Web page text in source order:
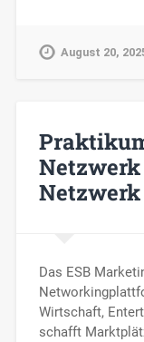
August 20,
Netzwerk
Das ESB
Wirtschaft,
schafft